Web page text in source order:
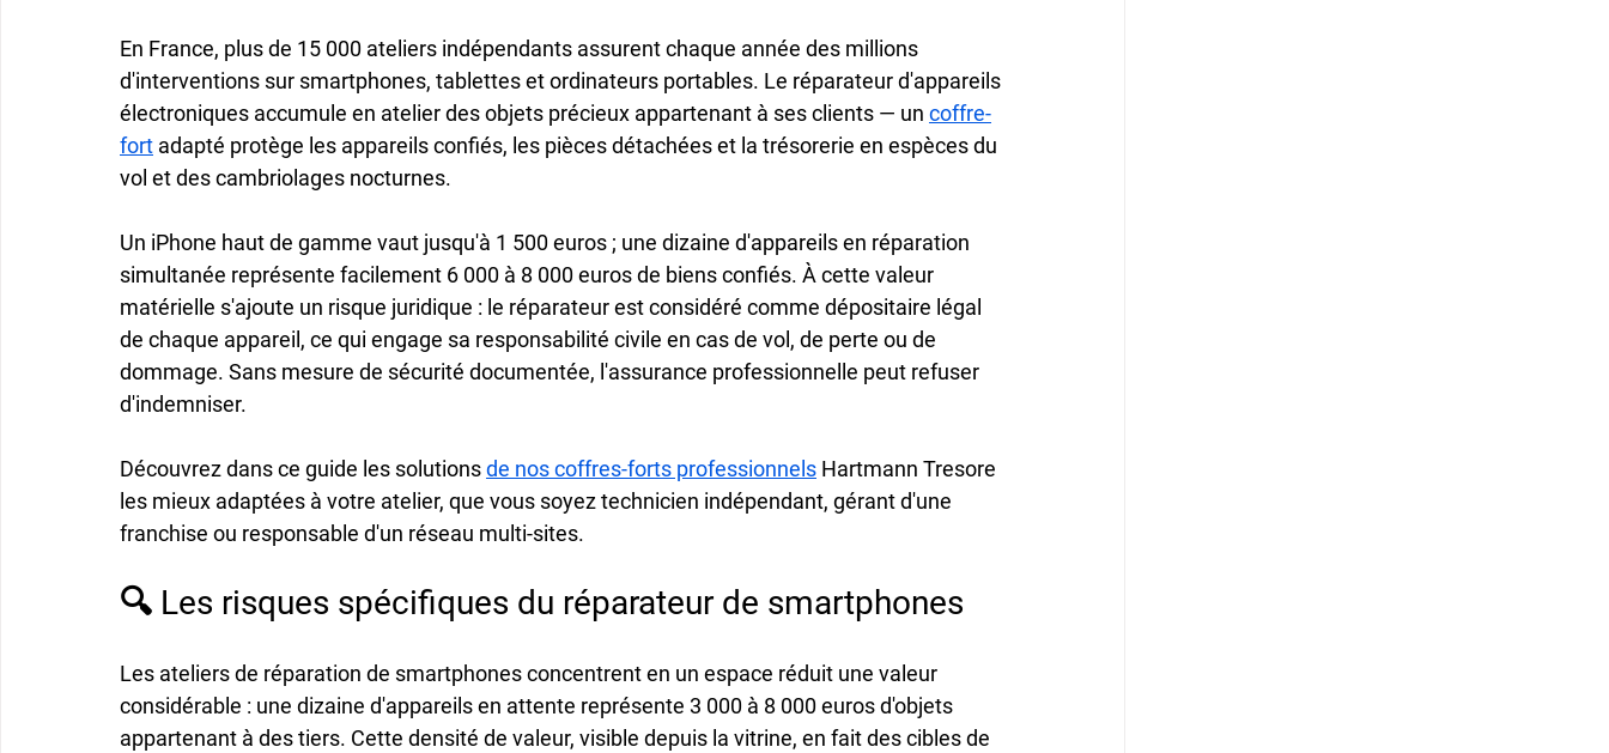
En France, plus de 15 000 ateliers indépendants assurent chaque année des millions
d'interventions sur smartphones, tablettes et ordinateurs portables. Le réparateur d'appareils
électroniques accumule en atelier des objets précieux appartenant à ses clients — un coffre-
fort adapté protège les appareils confiés, les pièces détachées et la trésorerie en espèces du
vol et des cambriolages nocturnes.
Un iPhone haut de gamme vaut jusqu'à 1 500 euros ; une dizaine d'appareils en réparation
simultanée représente facilement 6 000 à 8 000 euros de biens confiés. À cette valeur
matérielle s'ajoute un risque juridique : le réparateur est considéré comme dépositaire légal
de chaque appareil, ce qui engage sa responsabilité civile en cas de vol, de perte ou de
dommage. Sans mesure de sécurité documentée, l'assurance professionnelle peut refuser
d'indemniser.
Découvrez dans ce guide les solutions de nos coffres-forts professionnels Hartmann Tresore
les mieux adaptées à votre atelier, que vous soyez technicien indépendant, gérant d'une
franchise ou responsable d'un réseau multi-sites.
🔍 Les risques spécifiques du réparateur de smartphones
Les ateliers de réparation de smartphones concentrent en un espace réduit une valeur
considérable : une dizaine d'appareils en attente représente 3 000 à 8 000 euros d'objets
appartenant à des tiers. Cette densité de valeur, visible depuis la vitrine, en fait des cibles de